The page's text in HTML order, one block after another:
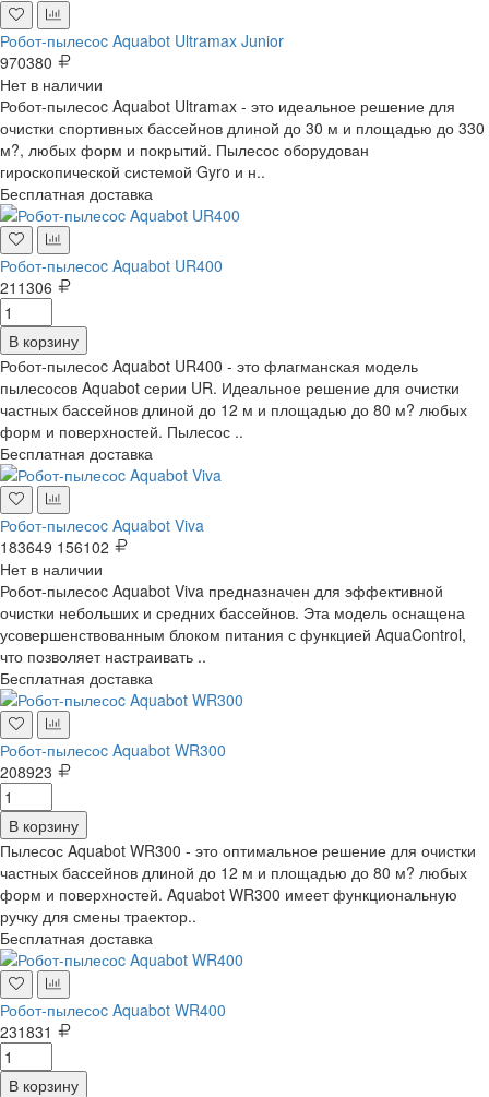
Робот-пылесоc Aquabot Ultramax Junior
970380
Нет в наличии
Робот-пылесоc Aquabot Ultramax - это идеальное решение для
очистки спортивных бассейнов длиной до 30 м и площадью до 330
м?, любых форм и покрытий. Пылесос оборудован
гироскопической системой Gyro и н..
Бесплатная доставка
Робот-пылесоc Aquabot UR400
211306
В корзину
Робот-пылесоc Aquabot UR400 - это флагманская модель
пылесосов Aquabot серии UR. Идеальное решение для очистки
частных бассейнов длиной до 12 м и площадью до 80 м? любых
форм и поверхностей. Пылесос ..
Бесплатная доставка
Робот-пылесоc Aquabot Viva
183649 156102
Нет в наличии
Робот-пылесоc Aquabot Viva предназначен для эффективной
очистки небольших и средних бассейнов. Эта модель оснащена
усовершенствованным блоком питания с функцией AquaControl,
что позволяет настраивать ..
Бесплатная доставка
Робот-пылесоc Aquabot WR300
208923
В корзину
Пылесос Aquabot WR300 - это оптимальное решение для очистки
частных бассейнов длиной до 12 м и площадью до 80 м? любых
форм и поверхностей. Aquabot WR300 имеет функциональную
ручку для смены траектор..
Бесплатная доставка
Робот-пылесоc Aquabot WR400
231831
В корзину